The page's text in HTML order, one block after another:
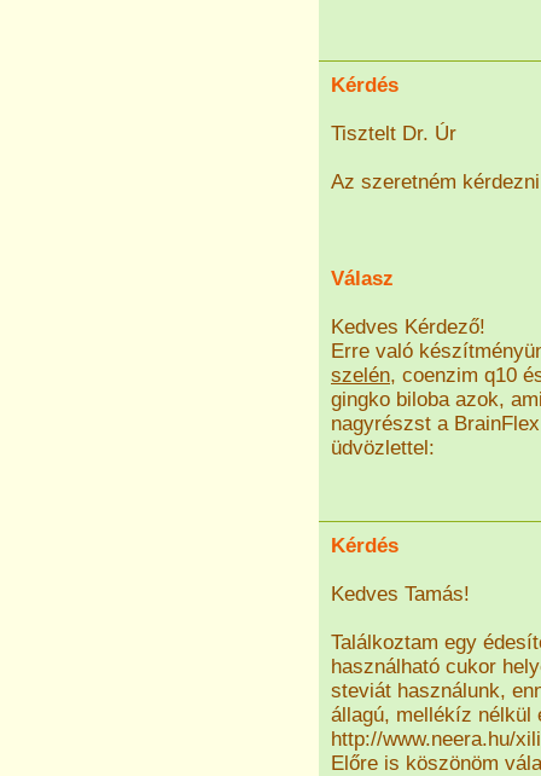
Kérdés
Tisztelt Dr. Úr
Az szeretném
Válasz
Kedves Kérdező!
Erre való
szelén, coenzim q10
gingko biloba azok,
nagyrészst a
üdvözlettel:
Kérdés
Kedves Tamás!
Találkoztam egy
használható cukor
steviát használunk,
állagú, mellékíz nélkül
http://www.neera.hu/
Előre is köszönöm